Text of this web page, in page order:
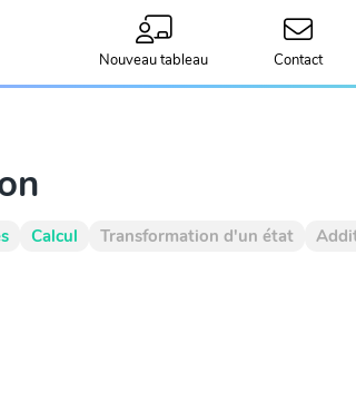
Nouveau tableau Contact
Calcul Transformation d'un état